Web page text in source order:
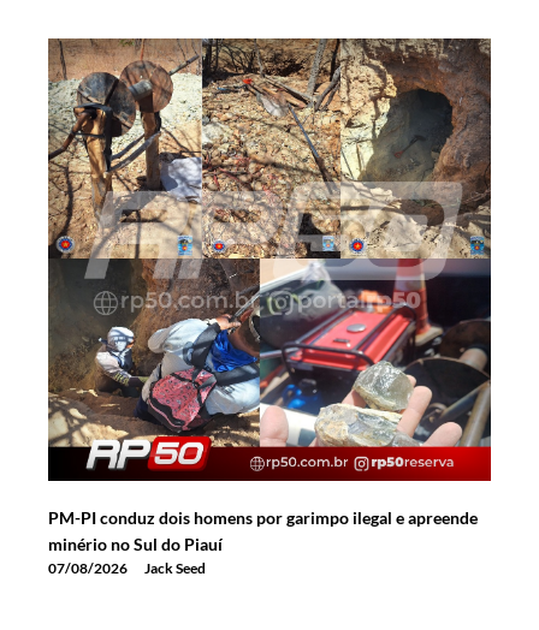
PM-PI conduz dois homens por garimpo ilegal e apreende
minério no Sul do Piauí
07/08/2026 Jack Seed